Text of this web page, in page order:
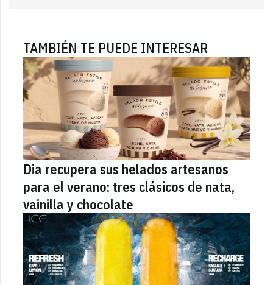
TAMBIÉN TE PUEDE INTERESAR
Dia recupera sus helados artesanos
para el verano: tres clásicos de nata,
vainilla y chocolate